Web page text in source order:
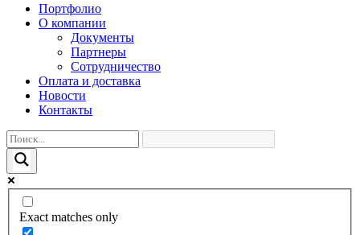
Портфолио
О компании
Документы
Партнеры
Сотрудничество
Оплата и доставка
Новости
Контакты
Exact matches only